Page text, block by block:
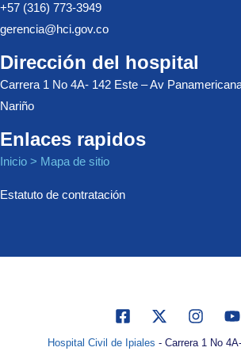
+57 (316) 773-3949
gerencia@hci.gov.co
Dirección del hospital
Carrera 1 No 4A- 142 Este – Av
Nariño
Enlaces rapidos
Inicio > Mapa de sitio
Estatuto de contratación
Hospital Civil de Ipiales - Carrera 1 No